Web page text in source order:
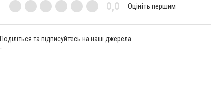
0,0 Оцініть першим
Поділіться та підписуйтесь на наші джерела